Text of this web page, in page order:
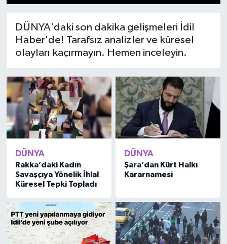
DÜNYA'daki son dakika gelişmeleri İdil
Haber'de! Tarafsız analizler ve küresel
olayları kaçırmayın. Hemen inceleyin.
DÜNYA
Rakka’daki Kadın
Savaşçıya Yönelik İhlal
Küresel Tepki Topladı
DÜNYA
Şara’dan Kürt Halkı
Kararnamesi